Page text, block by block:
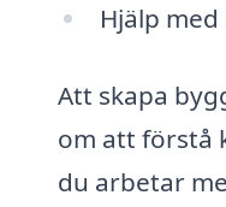
Hjälp
Att skapa
om att förstå
du arbetar